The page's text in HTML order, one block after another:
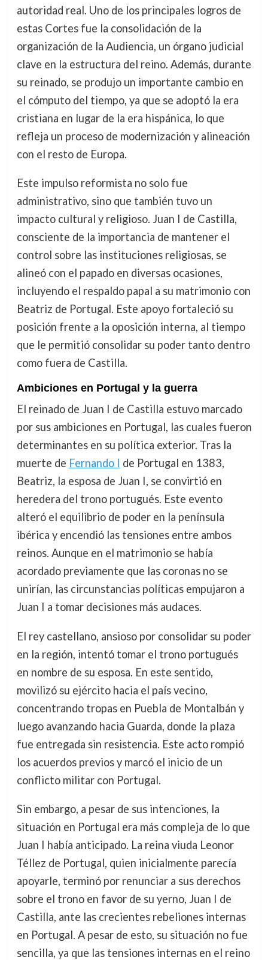
autoridad real. Uno de los principales logros de
estas Cortes fue la consolidación de la
organización de la Audiencia, un órgano judicial
clave en la estructura del reino. Además, durante
su reinado, se produjo un importante cambio en
el cómputo del tiempo, ya que se adoptó la era
cristiana en lugar de la era hispánica, lo que
refleja un proceso de modernización y alineación
con el resto de Europa.
Este impulso reformista no solo fue
administrativo, sino que también tuvo un
impacto cultural y religioso. Juan I de Castilla,
consciente de la importancia de mantener el
control sobre las instituciones religiosas, se
alineó con el papado en diversas ocasiones,
incluyendo el respaldo papal a su matrimonio con
Beatriz de Portugal. Este apoyo fortaleció su
posición frente a la oposición interna, al tiempo
que le permitió consolidar su poder tanto dentro
como fuera de Castilla.
Ambiciones en Portugal y la guerra
El reinado de Juan I de Castilla estuvo marcado
por sus ambiciones en Portugal, las cuales fueron
determinantes en su política exterior. Tras la
muerte de Fernando I de Portugal en 1383,
Beatriz, la esposa de Juan I, se convirtió en
heredera del trono portugués. Este evento
alteró el equilibrio de poder en la península
ibérica y encendió las tensiones entre ambos
reinos. Aunque en el matrimonio se había
acordado previamente que las coronas no se
unirían, las circunstancias políticas empujaron a
Juan I a tomar decisiones más audaces.
El rey castellano, ansioso por consolidar su poder
en la región, intentó tomar el trono portugués
en nombre de su esposa. En este sentido,
movilizó su ejército hacia el país vecino,
concentrando tropas en Puebla de Montalbán y
luego avanzando hacia Guarda, donde la plaza
fue entregada sin resistencia. Este acto rompió
los acuerdos previos y marcó el inicio de un
conflicto militar con Portugal.
Sin embargo, a pesar de sus intenciones, la
situación en Portugal era más compleja de lo que
Juan I había anticipado. La reina viuda Leonor
Téllez de Portugal, quien inicialmente parecía
apoyarle, terminó por renunciar a sus derechos
sobre el trono en favor de su yerno, Juan I de
Castilla, ante las crecientes rebeliones internas
en Portugal. A pesar de esto, su situación no fue
sencilla, ya que las tensiones internas en el reino